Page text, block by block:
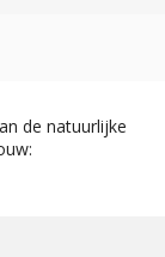
de natuurlijke